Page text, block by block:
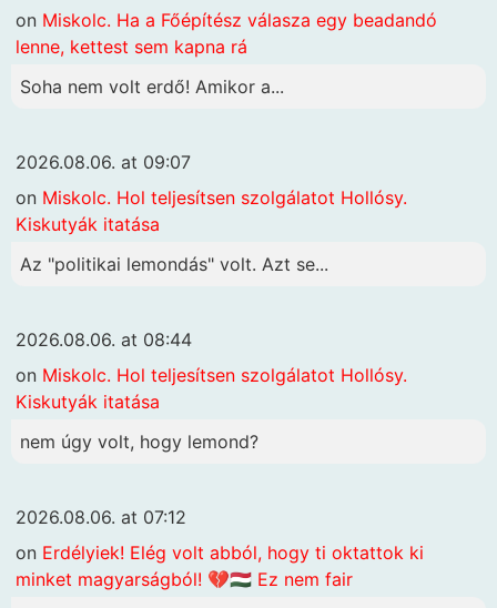
on Miskolc. Ha a Főépítész válasza egy beadandó
lenne, kettest sem kapna rá
Soha nem volt erdő! Amikor a...
2026.08.06. at 09:07
on Miskolc. Hol teljesítsen szolgálatot Hollósy.
Kiskutyák itatása
Az "politikai lemondás" volt. Azt se...
2026.08.06. at 08:44
on Miskolc. Hol teljesítsen szolgálatot Hollósy.
Kiskutyák itatása
nem úgy volt, hogy lemond?
2026.08.06. at 07:12
on Erdélyiek! Elég volt abból, hogy ti oktattok ki
minket magyarságból! 💔🇭🇺 Ez nem fair